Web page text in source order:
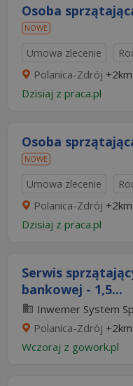
Osoba
NOWE
Umowa zlecenie
Polanica-Zdrój +2km
Dzisiaj z praca.pl
Osoba
NOWE
Umowa zlecenie
Polanica-Zdrój +2km
Dzisiaj z praca.pl
Serwis
bankowej - 1,5...
Inwemer System
Polanica-Zdrój +2km
Wczoraj z gowork.pl